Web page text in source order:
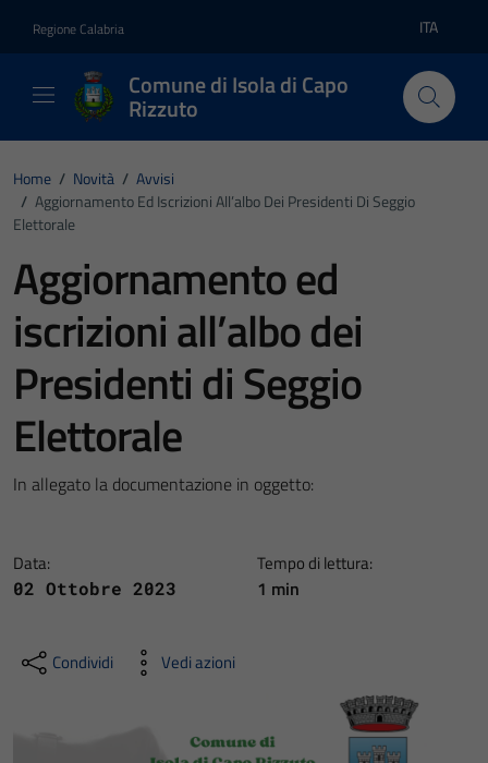
Regione Calabria Lingua
ITA
Comune di Isola di Capo
Rizzuto
Home / Novità / Avvisi
/ Aggiornamento Ed Iscrizioni All’albo Dei Presidenti Di Seggio
Elettorale
Aggiornamento ed
iscrizioni all’albo dei
Presidenti di Seggio
Elettorale
In allegato la documentazione in oggetto:
Data:
02 Ottobre 2023
Tempo di lettura:
1 min
Condividi Vedi azioni